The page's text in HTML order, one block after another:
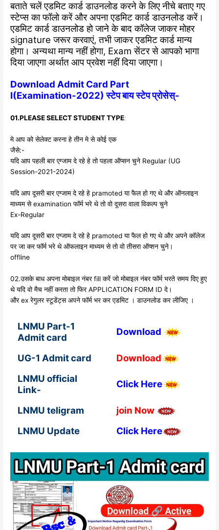
बताते चलें एडमिट कार्ड डाउनलोड करने के लिए नीचे बताए गए
स्टेप्स का फॉलो करें और अपना एडमिट कार्ड डाउनलोड करें।
एडमिट कार्ड डाउनलोड हो जाने के बाद कॉलेज जाकर मोहर
signature जरूर करवाएं, तभी जाकर एडमिट कार्ड मान्य
होगा। अन्यथा मान्य नहीं होगा, Exam सेंटर से आपको भागा
दिया जाएगा अर्थात आप प्रवेश नहीं दिया जाएगा।
Download Admit Card Part
I(Examination-2022) स्टेप बाय स्टेप प्रोसेस्-
01.PLEASE SELECT STUDENT TYPE:
मे आप को सेलेक्ट करना हे तीन मे से कोई एक
जैसे:-
यदि आप पहली बार एग्जाम दे रहे हे तो पहला ऑप्सन चुने Regular (UG
Session-2021-2024)
यदि आप दूसरी बार एग्जाम दे रहे हे pramoted या फैल हो गए थे और ऑनलाइन
माध्यम से examination फॉर्म भरे थे तो वो दूसरा वाला विकल्प चुने
Ex-Regular
यदि आप दूसरी बार एग्जाम दे रहे हे pramoted या फैल हो गए थे और अपने कॉलेज
पर जा कर फॉर्म भरे थे ऑफलाइन माध्यम से तो वो तीसरा ऑप्शन चुने।
offline
02.उसके बाध अपना मोबाइल नंबर fill करें जो मोबाइल नंबर फॉर्म भरते समय दिए हुए
थे यदि वो मैच नहीं करता तो फिर APPLICATION FORM ID दे।
और ex रेगुलर स्टूडेंट्स अपने फॉर्म भर कर एडमिट । डाउनलोड कर लीजिए ।
LNMU Part-1
Admit card
Download
UG-1 Admit card
Download
LNMU official
Link-
Click Here
LNMU teligram
join Now
LNMU Update
Click Here